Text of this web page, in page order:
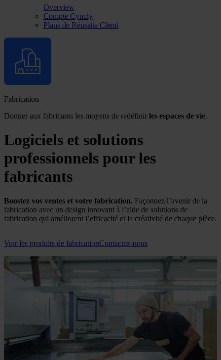
Overview
Compte Cyncly
Plans de Réussite Client
Fabrication
Donner aux fabricants les moyens de redéfinir les espaces de vie.
Logiciels et solutions
professionnels pour les
fabricants
Boostez vos ventes et votre fabrication. Façonnez l’avenir de la
fabrication avec un design innovant à l’aide de solutions de
fabrication qui améliorent l’efficacité et la créativité de chaque pièce.
Voir les produits de fabricationContactez-nous